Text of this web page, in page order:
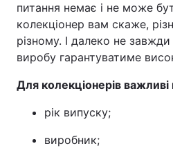
питання немає і не може
колекціонер вам скаже,
різному. І далеко не
виробу гарантуватиме
Для колекціонерів
рік випуску;
виробник;